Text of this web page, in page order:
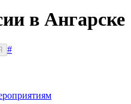
в Ангарске
#